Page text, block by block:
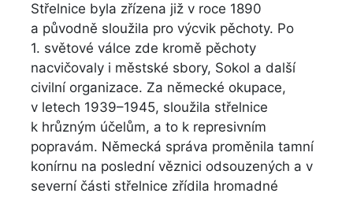
Střelnice byla zřízena již v roce 1890
a původně sloužila pro výcvik pěchoty. Po
1. světové válce zde kromě pěchoty
nacvičovaly i městské sbory, Sokol a další
civilní organizace. Za německé okupace,
v letech 1939–1945, sloužila střelnice
k hrůzným účelům, a to k represivním
popravám. Německá správa proměnila tamní
konírnu na poslední věznici odsouzených a v
severní části střelnice zřídila hromadné